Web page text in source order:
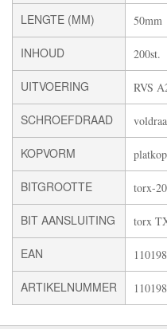
LENGTE (MM) 50mm
INHOUD 200st.
UITVOERING RVS
SCHROEFDRAAD
KOPVORM platkop
BITGROOTTE torx-20
BIT AANSLUITING torx
EAN
ARTIKELNUMMER